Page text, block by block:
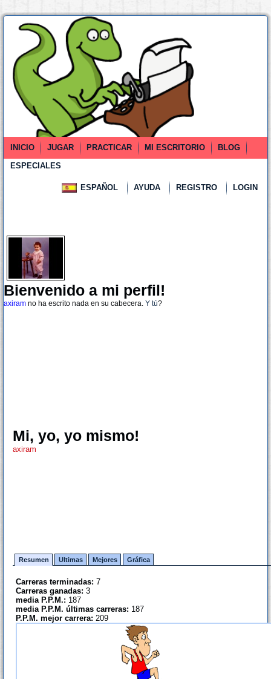
INICIO JUGAR PRACTICAR MI ESCRITORIO
BLOG
ESPECIALES
ESPAÑOL AYUDA REGISTRO LOGIN
Bienvenido a mi perfil!
axiram no ha escrito nada en su cabecera. Y tú?
Mi, yo, yo mismo!
axiram
Resumen Ultimas Mejores Gráfica
Carreras terminadas: 7
Carreras ganadas: 3
media P.P.M.: 187
media P.P.M. últimas carreras: 187
P.P.M. mejor carrera: 209